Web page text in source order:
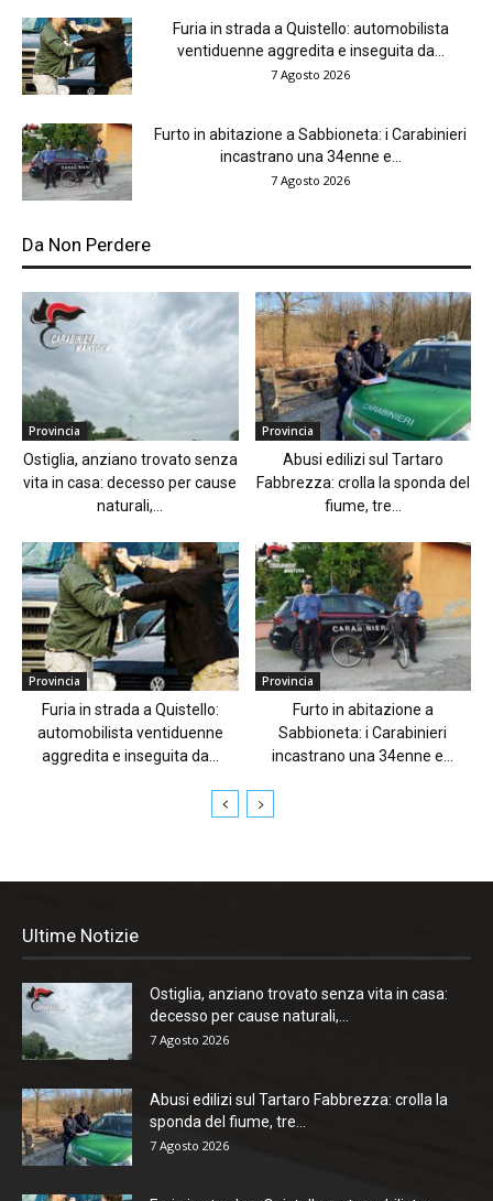
Furia in strada a Quistello: automobilista
ventiduenne aggredita e inseguita da...
7 Agosto 2026
Furto in abitazione a Sabbioneta: i Carabinieri
incastrano una 34enne e...
7 Agosto 2026
Da Non Perdere
Provincia
Ostiglia, anziano trovato senza
vita in casa: decesso per cause
naturali,...
Provincia
Abusi edilizi sul Tartaro
Fabbrezza: crolla la sponda del
fiume, tre...
Provincia
Furia in strada a Quistello:
automobilista ventiduenne
aggredita e inseguita da...
Provincia
Furto in abitazione a
Sabbioneta: i Carabinieri
incastrano una 34enne e...
Ultime Notizie
Ostiglia, anziano trovato senza vita in casa:
decesso per cause naturali,...
7 Agosto 2026
Abusi edilizi sul Tartaro Fabbrezza: crolla la
sponda del fiume, tre...
7 Agosto 2026